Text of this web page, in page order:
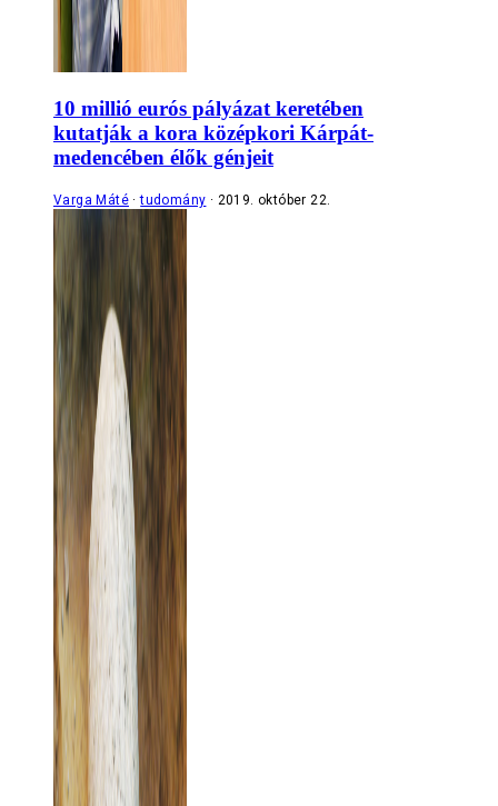
10 millió eurós pályázat keretében
kutatják a kora középkori Kárpát-
medencében élők génjeit
Varga Máté tudomány 2019. október 22.